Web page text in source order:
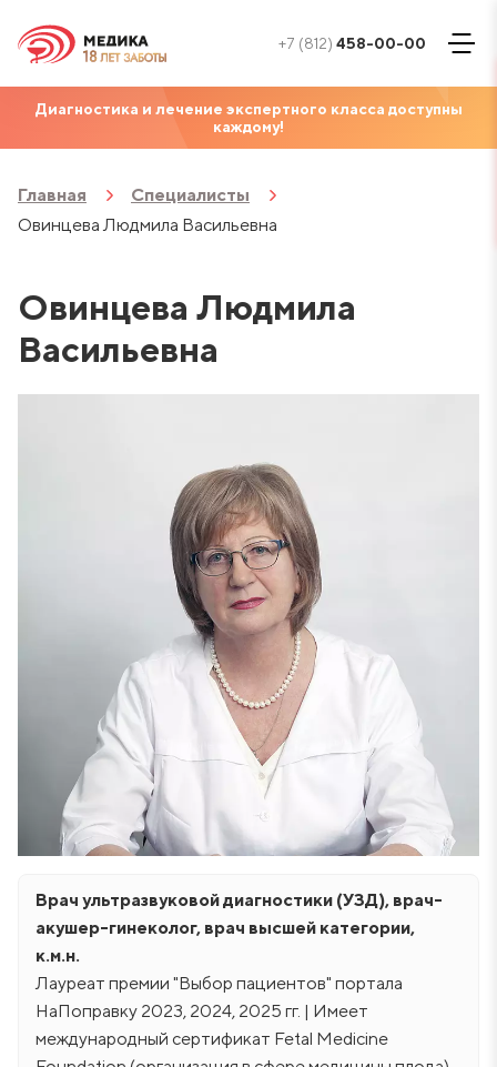
+7 (812) 458-00-00
Диагностика и лечение экспертного класса доступны
каждому!
Главная
Специалисты
Овинцева Людмила Васильевна
Овинцева Людмила
Васильевна
Врач ультразвуковой диагностики (УЗД), врач-
акушер-гинеколог, врач высшей категории,
к.м.н.
Лауреат премии "Выбор пациентов" портала
НаПоправку 2023, 2024, 2025 гг. | Имеет
международный сертификат Fetal Medicine